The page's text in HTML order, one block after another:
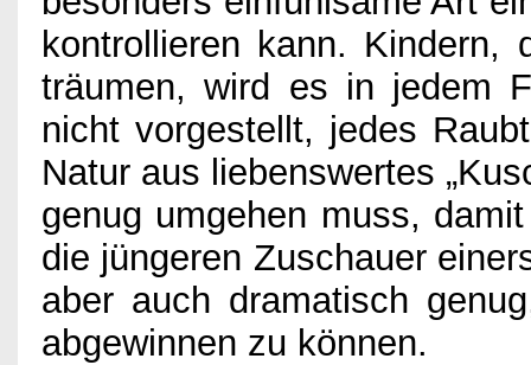
kontrollieren kann.
träumen, wird es in jedem
nicht vorgestellt, jedes
Natur aus liebenswertes
genug umgehen muss,
die jüngeren Zuschauer
aber auch dramatisch
abgewinnen zu können.